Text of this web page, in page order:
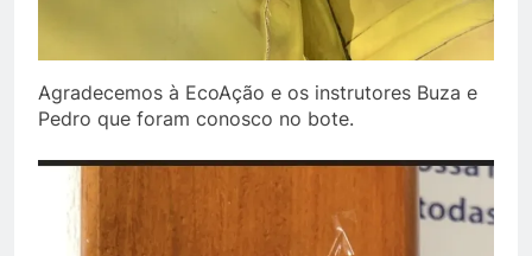
Agradecemos à EcoAção e os instrutores Buza e
Pedro que foram conosco no bote.